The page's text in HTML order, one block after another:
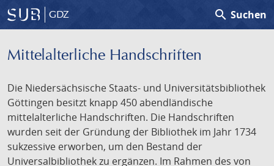
GDZ search Suchen
Mittelalterliche Handschriften
Die Niedersächsische Staats- und Universitätsbibliothek
Göttingen besitzt knapp 450 abendländische
mittelalterliche Handschriften. Die Handschriften
wurden seit der Gründung der Bibliothek im Jahr 1734
sukzessive erworben, um den Bestand der
Universalbibliothek zu ergänzen. Im Rahmen des von